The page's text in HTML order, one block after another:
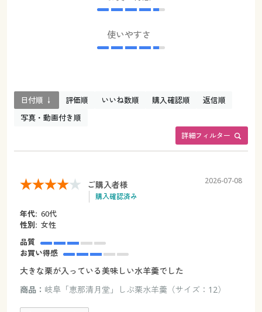
使いやすさ
詳細フィルター
日付順 ↓ 評価順 いいね数順 購入確認順
返信順
写真・動画付き順
ご購入者様
購入確認済み
2026-07-08
年代: 60代
性別: 女性
品質
お買い得感
大きな栗が入っている美味しい水羊羹でした
商品： 岐阜「恵那清月堂」しぶ栗水羊羹（サイズ：12）